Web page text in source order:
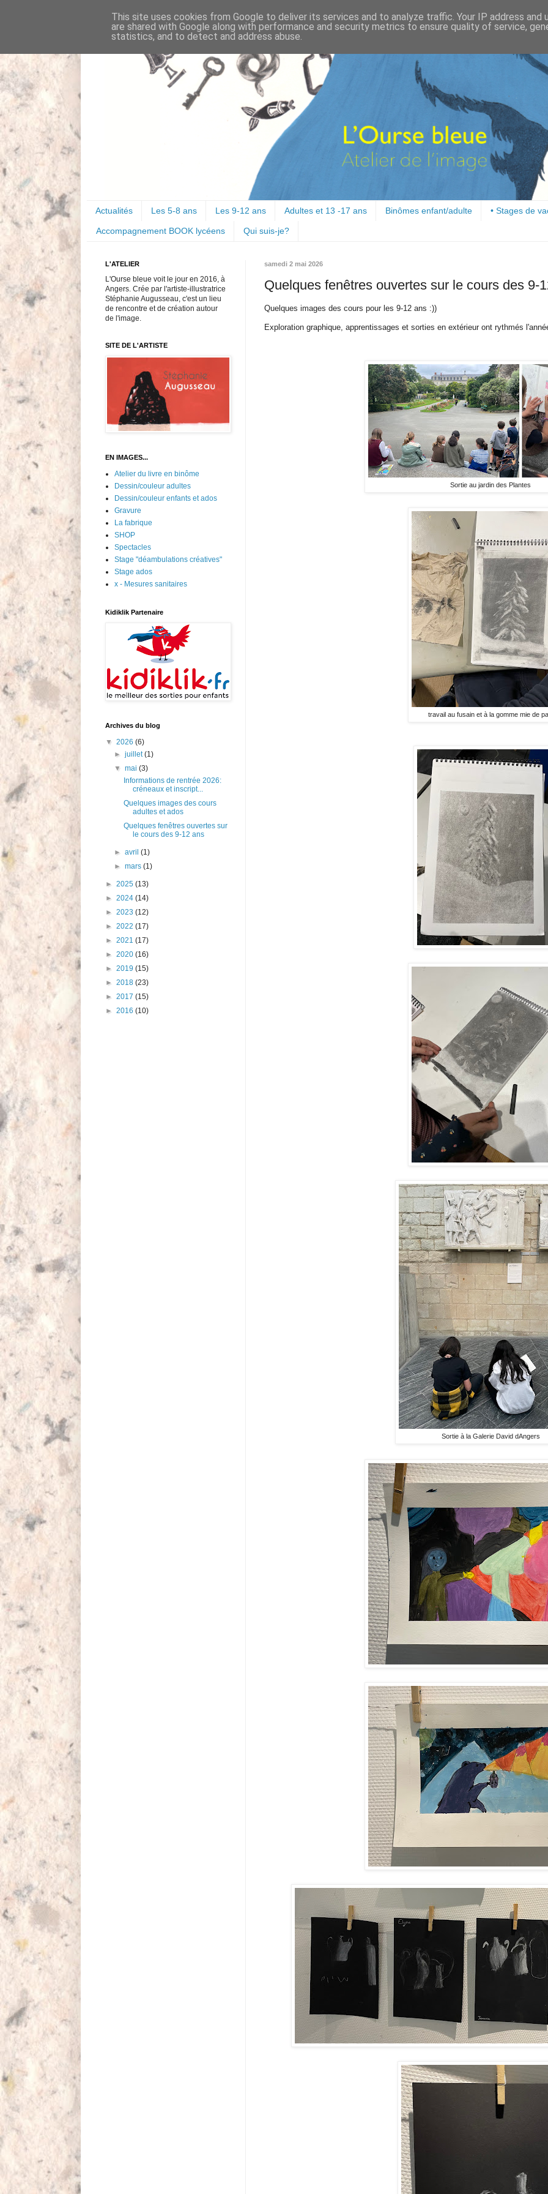
Actualités Les 5-8 ans Les 9-12 ans Adultes et 13 -17 ans Binômes enfant/adulte • Stages de
Accompagnement BOOK lycéens Qui suis-je?
samedi 2 mai 2026
Quelques fenêtres ouvertes sur le cours des 9-
Quelques images des cours pour les 9-12 ans :))
Exploration graphique, apprentissages et sorties en extérieur ont rythmés
Sortie au jardin des Plantes
travail au fusain et à la gomme mie de
Sortie à la Galerie David dAngers
L'ATELIER
L'Ourse bleue voit le jour en 2016, à
Angers. Crée par l'artiste-illustratrice
Stéphanie Augusseau, c'est un lieu
de rencontre et de création autour
de l'image.
SITE DE L'ARTISTE
EN IMAGES...
Atelier du livre en binôme
Dessin/couleur adultes
Dessin/couleur enfants et ados
Gravure
La fabrique
SHOP
Spectacles
Stage "déambulations créatives"
Stage ados
x - Mesures sanitaires
Kidiklik Partenaire
Archives du blog
▼ 2026 (6)
►juillet(1)
▼mai(3)
Informations de rentrée 2026:
créneaux et inscript...
Quelques images des cours
adultes et ados
Quelques fenêtres ouvertes sur
le cours des 9-12 ans
►avril(1)
►mars(1)
► 2025 (13)
► 2024 (14)
► 2023 (12)
► 2022 (17)
► 2021 (17)
► 2020 (16)
► 2019 (15)
► 2018 (23)
► 2017 (15)
► 2016 (10)
This site uses cookies from Google to deliver its services and to analyze traffic. Your IP address and
are shared with Google along with performance and security metrics to ensure quality of service,
statistics, and to detect and address abuse.